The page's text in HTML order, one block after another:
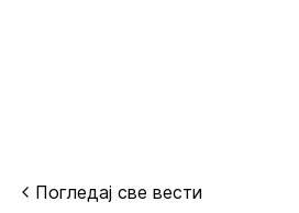
Погледај све вести